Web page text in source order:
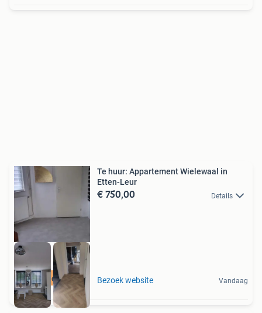
Meer op onze site
Te huur: Appartement Wielewaal in
Etten-Leur
€ 750,00 Details
Bezoek website Vandaag